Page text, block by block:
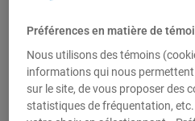
actualité saisissante,
complaisance. La
méthode de
armes forgées par les
contente plus d’interdire
dissidentes: elle les
Préférences en matière de
Nous utilisons des témoins
informations qui nous permettent
sur le site, de vous proposer des
statistiques de fréquentation,